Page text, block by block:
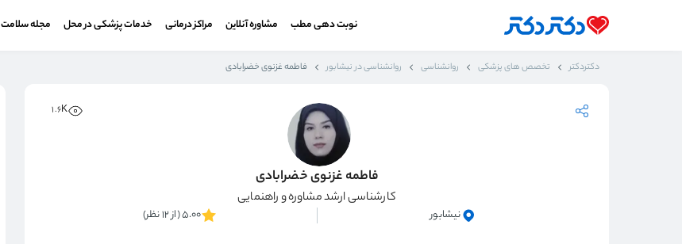
نوبت دهی مطب مشاوره آنلاین مراکز درمانی خدمات پزشکی در محل مجله سلامت
دکتردکتر تخصص های پزشکی روانشناسی روانشناسی در نیشابور فاطمه غزنوی خضرابادی
1.6K
فاطمه غزنوی خضرابادی
کارشناسی ارشد مشاوره و راهنمایی
نیشابور 5.00 (از 12 نظر)